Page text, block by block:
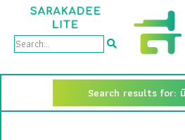
Search results for: